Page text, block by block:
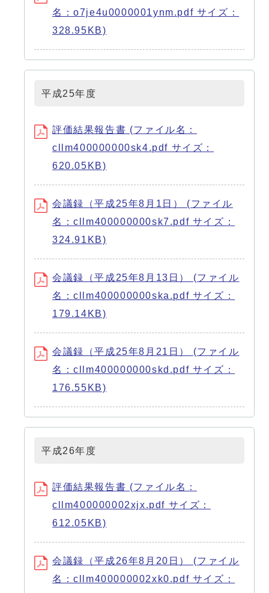
名：o7je4u0000001ynm.pdf サイズ：
328.95KB)
平成25年度
評価結果報告書 (ファイル名：
cllm400000000sk4.pdf サイズ：
620.05KB)
会議録（平成25年8月1日） (ファイル
名：cllm400000000sk7.pdf サイズ：
324.91KB)
会議録（平成25年8月13日） (ファイル
名：cllm400000000ska.pdf サイズ：
179.14KB)
会議録（平成25年8月21日） (ファイル
名：cllm400000000skd.pdf サイズ：
176.55KB)
平成26年度
評価結果報告書 (ファイル名：
cllm400000002xjx.pdf サイズ：
612.05KB)
会議録（平成26年8月20日） (ファイル
名：cllm400000002xk0.pdf サイズ：